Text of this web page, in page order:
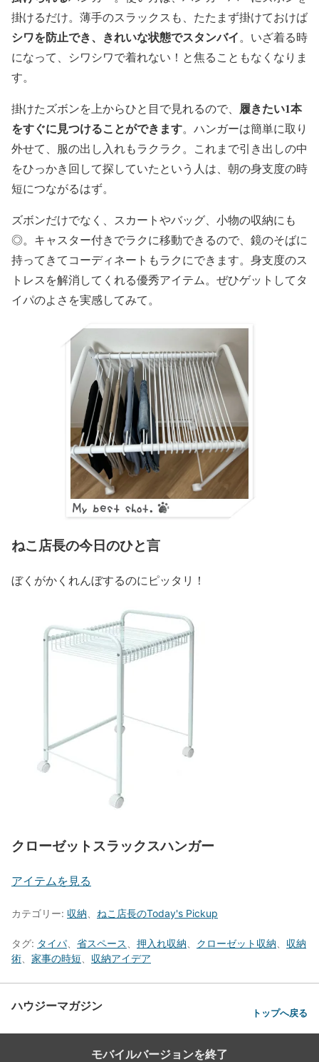
掛けるだけ。薄手のスラックスも、たたまず掛けておけば
シワを防止でき、きれいな状態でスタンバイ。いざ着る時
になって、シワシワで着れない！と焦ることもなくなりま
す。
掛けたズボンを上からひと目で見れるので、 履きたい1本
をすぐに見つけることができます。ハンガーは簡単に取り
外せて、服の出し入れもラクラク。これまで引き出しの中
をひっかき回して探していたという人は、朝の身支度の時
短につながるはず。
ズボンだけでなく、スカートやバッグ、小物の収納にも
◎。キャスター付きでラクに移動できるので、鏡のそばに
持ってきてコーディネートもラクにできます。身支度のス
トレスを解消してくれる優秀アイテム。ぜひゲットしてタ
イパのよさを実感してみて。
ねこ店長の今日のひと言
ぼくがかくれんぼするのにピッタリ！
クローゼットスラックスハンガー
アイテムを見る
カテゴリー: 収納 ねこ店長のToday's Pickup
タグ: タイパ 省スペース 押入れ収納 クローゼット収納
収納
術
家事の時短 収納アイデア
ハウジーマガジン トップへ戻る
モバイルバージョンを終了